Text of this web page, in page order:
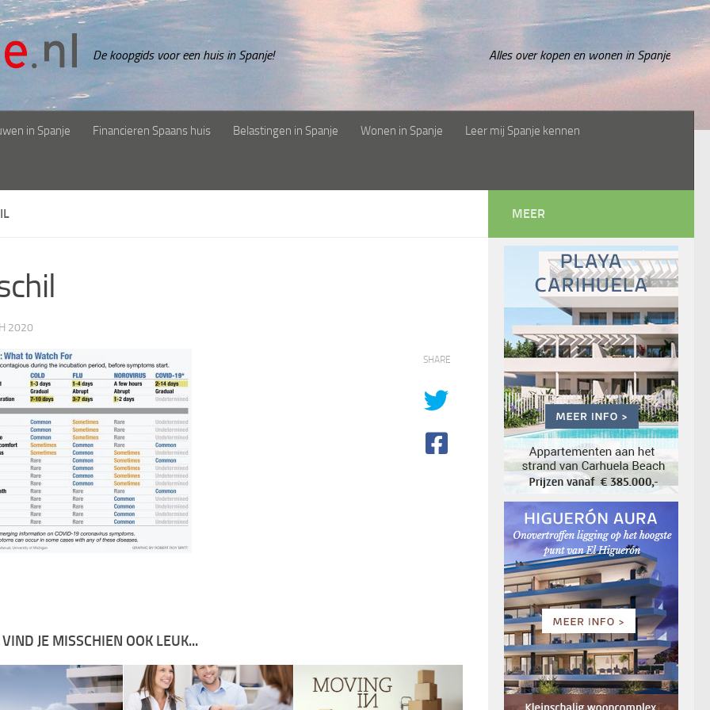
De koopgids voor een huis in Spanje! Alles over kopen en wonen in Spanje
in Spanje Financieren Spaans huis Belastingen in Spanje Wonen in Spanje Leer mij Spanje kennen
2020
SHARE
JE MISSCHIEN OOK LEUK...
MEER